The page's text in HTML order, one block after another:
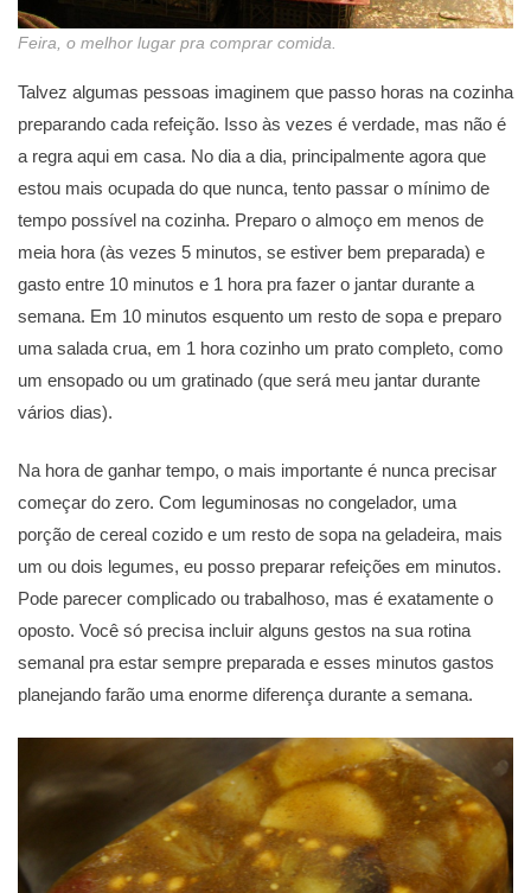
Feira, o melhor lugar pra comprar comida.
Talvez algumas pessoas imaginem que passo horas na cozinha
preparando cada refeição. Isso às vezes é verdade, mas não é
a regra aqui em casa. No dia a dia, principalmente agora que
estou mais ocupada do que nunca, tento passar o mínimo de
tempo possível na cozinha. Preparo o almoço em menos de
meia hora (às vezes 5 minutos, se estiver bem preparada) e
gasto entre 10 minutos e 1 hora pra fazer o jantar durante a
semana. Em 10 minutos esquento um resto de sopa e preparo
uma salada crua, em 1 hora cozinho um prato completo, como
um ensopado ou um gratinado (que será meu jantar durante
vários dias).
Na hora de ganhar tempo, o mais importante é nunca precisar
começar do zero. Com leguminosas no congelador, uma
porção de cereal cozido e um resto de sopa na geladeira, mais
um ou dois legumes, eu posso preparar refeições em minutos.
Pode parecer complicado ou trabalhoso, mas é exatamente o
oposto. Você só precisa incluir alguns gestos na sua rotina
semanal pra estar sempre preparada e esses minutos gastos
planejando farão uma enorme diferença durante a semana.